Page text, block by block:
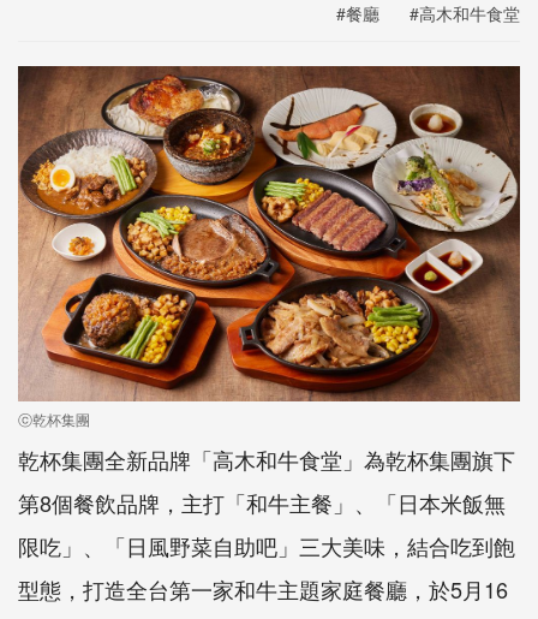
#餐廳 #高木和牛食堂
ⓒ乾杯集團
乾杯集團全新品牌「高木和牛食堂」為乾杯集團旗下
第8個餐飲品牌，主打「和牛主餐」、「日本米飯無
限吃」、「日風野菜自助吧」三大美味，結合吃到飽
型態，打造全台第一家和牛主題家庭餐廳，於5月16